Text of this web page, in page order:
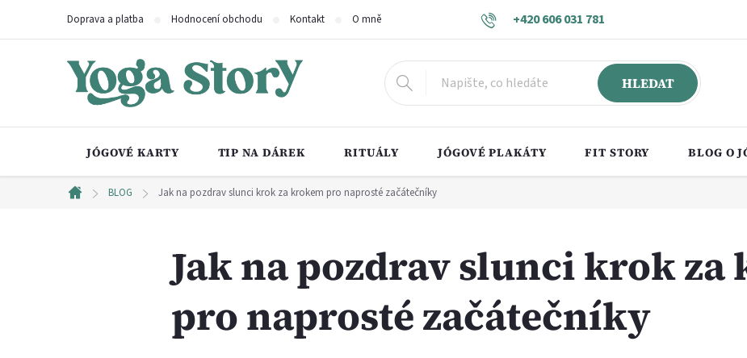
+420 606 031 781
Doprava a platba Hodnocení obchodu Kontakt O mně Obchodní podmínky Vrácení zboží a reklamace
HLEDAT
JÓGOVÉ KARTY TIP NA DÁREK RITUÁLY JÓGOVÉ PLAKÁTY FIT STORY BLOG O
Domů
BLOG Jak na pozdrav slunci krok za krokem pro naprosté začátečníky
Jak na pozdrav slunci krok za
pro naprosté začátečníky